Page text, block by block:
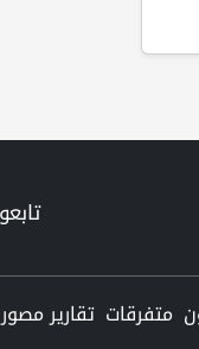
متفرقات تقارير